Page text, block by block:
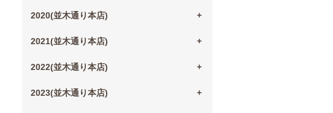
2020(並木通り本店)
2021(並木通り本店)
2022(並木通り本店)
2023(並木通り本店)